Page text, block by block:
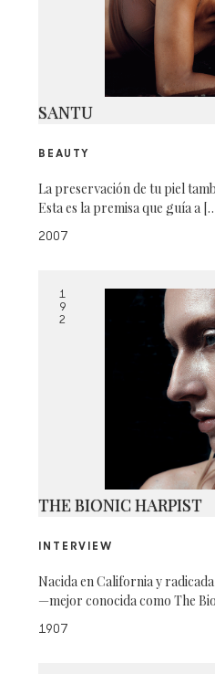
SANTU
BEAUTY
La preservación de tu piel
Esta es la premisa que guía a
2007
1
9
2
THE BIONIC HARPIST
INTERVIEW
Nacida en California y
—mejor conocida como The
1907